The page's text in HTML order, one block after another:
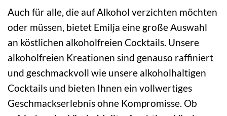
Auch für alle, die auf Alkohol verzichten möchten
oder müssen, bietet Emilja eine große Auswahl
an köstlichen alkoholfreien Cocktails. Unsere
alkoholfreien Kreationen sind genauso raffiniert
und geschmackvoll wie unsere alkoholhaltigen
Cocktails und bieten Ihnen ein vollwertiges
Geschmackserlebnis ohne Kompromisse. Ob